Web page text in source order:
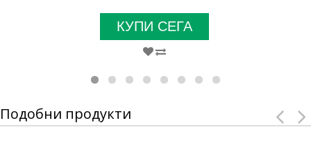
КУПИ СЕГА
Подобни продукти